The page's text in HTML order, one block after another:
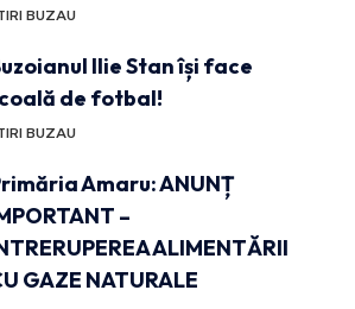
BUZAU
Ilie Stan își face
de fotbal!
BUZAU
Amaru: ANUNȚ
–
ALIMENTĂRII
GAZE NATURALE